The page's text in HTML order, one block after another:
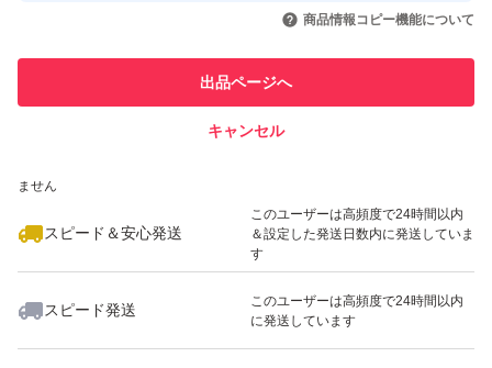
引を完了させた実績があります
での取引実績があります
ません
スピード＆安心発送
このユーザーは高頻度で24時間以内
＆設定した発送日数内に発送していま
す
スピード発送
このユーザーは高頻度で24時間以内
に発送しています
商品情報コピー機能について
出品ページへ
キャンセル
いいね！
980